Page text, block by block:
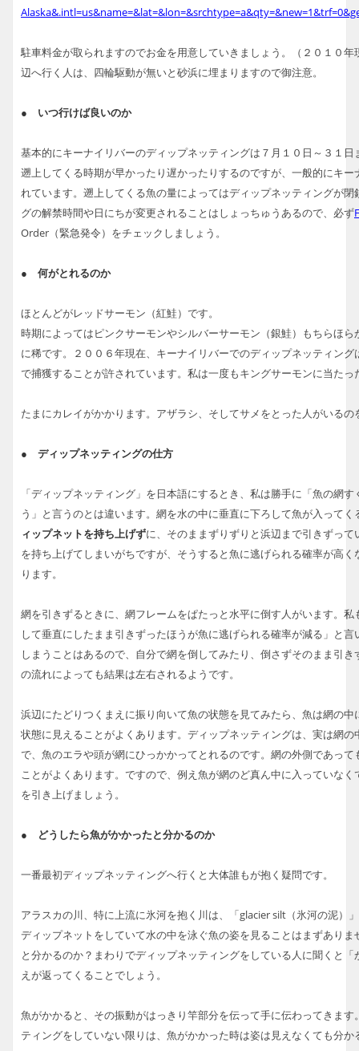
駐車料金が取られますのでお金を用意していきましょう。（２０１
辺へ行く人は、四輪駆動が無いと砂浜に埋まりますので御注意。
● いつ行けば良いのか
基本的にキーナイリバーのディップネッティングは７月１０日～３１
遡上してくる時期が早かったり遅かったりするのですが、一般的にキ
れています。遡上してくる魚の量によってはディップネッティングが
グの解禁時間や日にちが変更されることはしょっちゅうあるので、必ず
Order（緊急発令）をチェックしましょう。
● 何がとれるのか
ほとんどがレッドサーモン（紅鮭）です。
時期によってはピンクサーモンやシルバーサーモン（銀鮭）もちらほ
に稀です。２００６年現在、キーナイリバーでのディップネッティン
で捕獲することが許されています。私は一度もキングサーモンに当た
たまにカレイがかかります。アザラシ、そしてサメをとった人がいる
● ディップネッティングの仕方
「ディップネッティング」を日本語にするとき、私は勝手に「魚の網
う」と言うのとは違います。網を水の中に垂直に下ろして魚が入って
ィップネットを持ち上げずに、そのままずりずりと浜辺まで引きずっ
を持ち上げてしまいがちですが、そうすると魚に逃げられる確率が高
ります。
網を引きずるときに、網フレームをぱたっと水平に倒す人がいます。
して垂直にしたまま引きずったほうが魚に逃げられる確率が減る」と
しまうことはあるので、自分で網を倒してみたり、倒さずそのまま引
の流れによっても結果は左右されるようです。
浜辺にたどりつくまえに振り向いて魚の状態を見てみたら、魚は網の
状態に見えることがよくあります。ディップネッティングは、実は網
で、魚のエラや頭が網にひっかかってとれるのです。網の外側であっ
ことがよくあります。ですので、例え魚が網のど真ん中に入っていな
を引き上げましょう。
● どうしたら魚がかかったと分かるのか
一番最初ディップネッティングへ行くと大体誰もが抱く疑問です。
アラスカの川、特に上流に氷河を抱く川は、「glacier silt（氷河の泥）
ディップネットをしていて水の中を泳ぐ魚の姿を見ることはまずあり
と分かるのか？まわりでディップネッティングをしている人に聞くと
えが返ってくることでしょう。
魚がかかると、その振動がはっきり竿部分を伝って手に伝わってきま
ティングをしていない限りは、魚がかかった時は姿は見えなくても分か